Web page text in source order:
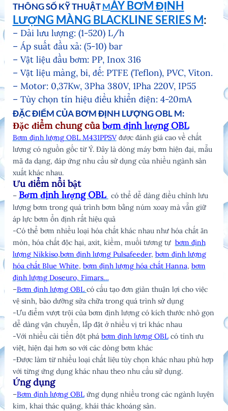
THÔNG SỐ KỸ THUẬTMÁY BƠM ĐỊNH
LƯỢNG MÀNG BLACKLINE SERIES M:
– Dải lưu lượng: (1-520) L/h
– Áp suất đầu xả: (5-10) bar
– Vật liệu đầu bơm: PP, Inox 316
– Vật liệu màng, bi, đế: PTFE (Teflon), PVC, Viton.
– Motor: 0,37Kw, 3Pha 380V, 1Pha 220V, IP55
– Tùy chọn tín hiệu điều khiển điện: 4-20mA
ĐẶC ĐIỂM CỦA BƠM ĐỊNH LƯỢNG OBL M:
Đặc điểm chung củabơm định lượng OBL
Bơm định lượng OBL M431PPSVđược đánh giá cao về chất
lượng có nguồn gốc từ Ý. Đây là dòng máy bơm hiện đại, mẫu
mã đa dạng, đáp ứng nhu cầu sử dụng của nhiều ngành sản
xuất khác nhau.
Ưu điểm nổi bật
– Bơm định lượng OBL có thể dễ dàng điều chỉnh lưu
lượng bơm trong quá trình bơm bằng núm xoay mà vẫn giữ
áp lực bơm ổn định rất hiệu quả
-Có thể bơm nhiều loại hóa chất khác nhau như hóa chất ăn
mòn, hóa chất độc hại, axit, kiềm, muối tương tự bơm định
lượng Nikkiso,bơm định lượng Pulsafeeder, bơm định lượng
hóa chất Blue White, bơm định lượng hóa chất Hanna, bơm
định lượng Doseuro, Fimars…
–Bơm định lượng OBL có cấu tạo đơn giản thuận lợi cho việc
vệ sinh, bảo dưỡng sửa chữa trong quá trình sử dụng
-Ưu điểm vượt trội của bơm định lượng có kích thước nhỏ gọn
dễ dàng vận chuyển, lắp đặt ở nhiều vị trí khác nhau
-Với nhiều cải tiến đột phá bơm định lượng OBLcó tính ưu
việt, hiện đại hơn so với các dòng bơm khác
-Được làm từ nhiều loại chất liệu tùy chọn khác nhau phù hợp
với từng ứng dụng khác nhau theo nhu cầu sử dụng.
Ứng dụng
–Bơm định lượng OBLứng dụng nhiều trong các ngành luyện
kim, khai thác quặng, khái thác khoáng sản.